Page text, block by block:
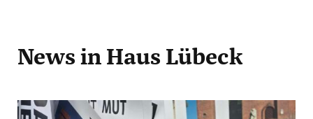
News in Haus Lübeck